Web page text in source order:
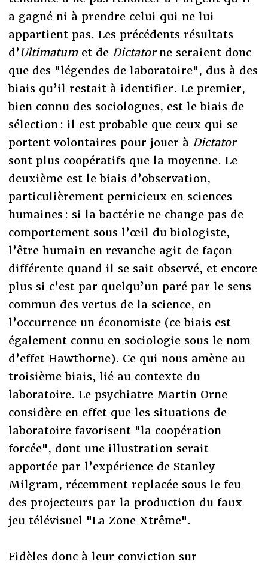
a gagné ni à prendre celui qui ne lui
appartient pas. Les précédents résultats
d’Ultimatumet de Dictatorne seraient donc
que des "légendes de laboratoire", dus à des
biais qu’il restait à identifier. Le premier,
bien connu des sociologues, est le biais de
sélection : il est probable que ceux qui se
portent volontaires pour jouer à Dictator
sont plus coopératifs que la moyenne. Le
deuxième est le biais d’observation,
particulièrement pernicieux en sciences
humaines : si la bactérie ne change pas de
comportement sous l’œil du biologiste,
l’être humain en revanche agit de façon
différente quand il se sait observé, et encore
plus si c’est par quelqu’un paré par le sens
commun des vertus de la science, en
l’occurrence un économiste (ce biais est
également connu en sociologie sous le nom
d’effet Hawthorne). Ce qui nous amène au
troisième biais, lié au contexte du
laboratoire. Le psychiatre Martin Orne
considère en effet que les situations de
laboratoire favorisent "la coopération
forcée", dont une illustration serait
apportée par l’expérience de Stanley
Milgram, récemment replacée sous le feu
des projecteurs par la production du faux
jeu télévisuel "La Zone Xtrême".
Fidèles donc à leur conviction sur